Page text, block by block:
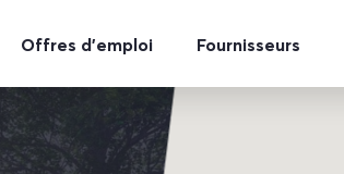
Offres d’emploi Fournisseurs